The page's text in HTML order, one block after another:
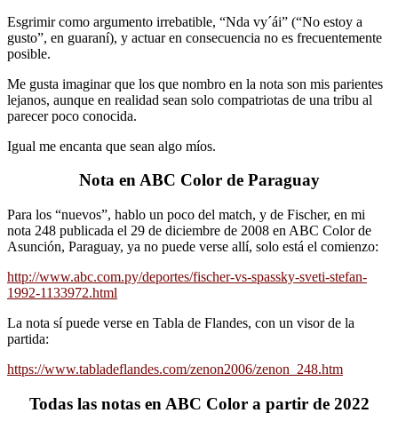
Esgrimir como argumento irrebatible, “Nda vy´ái” (“No estoy a
gusto”, en guaraní), y actuar en consecuencia no es frecuentemente
posible.
Me gusta imaginar que los que nombro en la nota son mis parientes
lejanos, aunque en realidad sean solo compatriotas de una tribu al
parecer poco conocida.
Igual me encanta que sean algo míos.
Nota en ABC Color de Paraguay
Para los “nuevos”, hablo un poco del match, y de Fischer, en mi
nota 248 publicada el 29 de diciembre de 2008 en ABC Color de
Asunción, Paraguay, ya no puede verse allí, solo está el comienzo:
http://www.abc.com.py/deportes/fischer-vs-spassky-sveti-stefan-
1992-1133972.html
La nota sí puede verse en Tabla de Flandes, con un visor de la
partida:
https://www.tabladeflandes.com/zenon2006/zenon_248.htm
Todas las notas en ABC Color a partir de 2022